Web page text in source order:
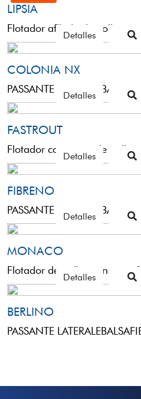
LIPSIA
Detalles
COLONIA NX
Detalles
FASTROUT
Detalles
FIBRENO
PASSANTE
Detalles
MONACO
Detalles
BERLINO
PASSANTE